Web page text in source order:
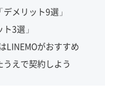
メリット9選」
3選」
LINEMOがおすすめ
えで契約しよう